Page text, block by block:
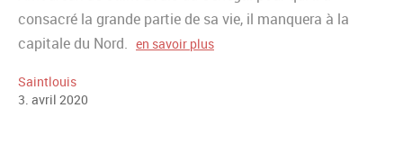
consacré la grande partie de sa vie, il manquera à la
capitale du Nord. en savoir plus
Saintlouis
3 avril 2020